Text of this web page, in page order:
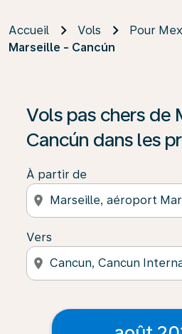
Accueil Vols
Pour
Marseille - Cancún
Vols pas chers de
Cancún dans les
À partir de
location_on
Vers
location_on